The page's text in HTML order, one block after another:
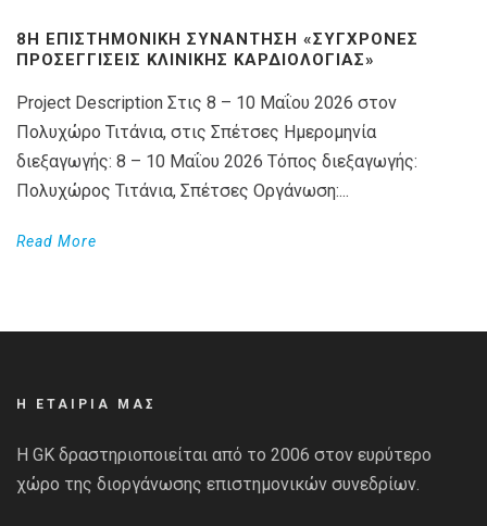
8Η ΕΠΙΣΤΗΜΟΝΙΚΉ ΣΥΝΆΝΤΗΣΗ «ΣΎΓΧΡΟΝΕΣ
ΠΡΟΣΕΓΓΊΣΕΙΣ ΚΛΙΝΙΚΉΣ ΚΑΡΔΙΟΛΟΓΊΑΣ»
Project Description Στις 8 – 10 Μαΐου 2026 στον
Πολυχώρο Τιτάνια, στις Σπέτσες Ημερομηνία
διεξαγωγής: 8 – 10 Μαΐου 2026 Τόπος διεξαγωγής:
Πολυχώρος Τιτάνια, Σπέτσες Οργάνωση:...
Read More
Η ΕΤΑΙΡΙΑ ΜΑΣ
Η GK δραστηριοποιείται από το 2006 στον ευρύτερο
χώρο της διοργάνωσης επιστημονικών συνεδρίων.